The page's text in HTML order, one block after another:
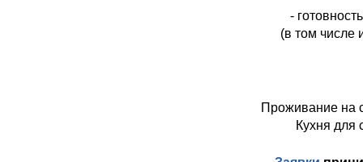
-
(в том числе
Проживание на
Кухня для